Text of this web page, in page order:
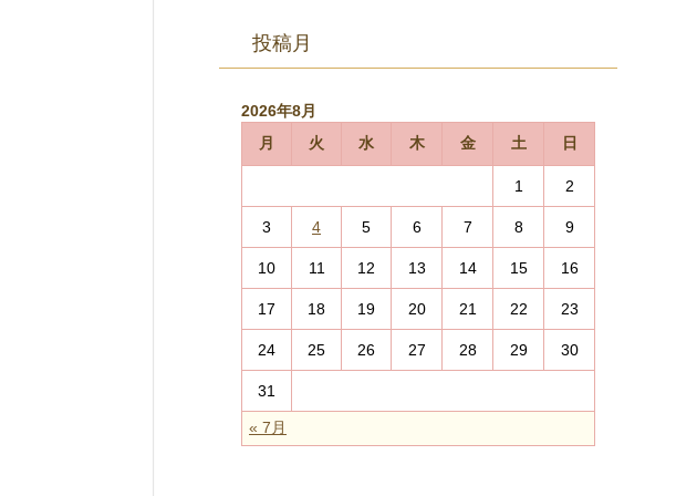
投稿月
2026年8月
月
火 水 木 金 土 日
« 7月
1 2
3 4 5 6 7 8 9
10 11 12 13 14 15 16
17 18 19 20 21 22 23
24 25 26 27 28 29 30
31